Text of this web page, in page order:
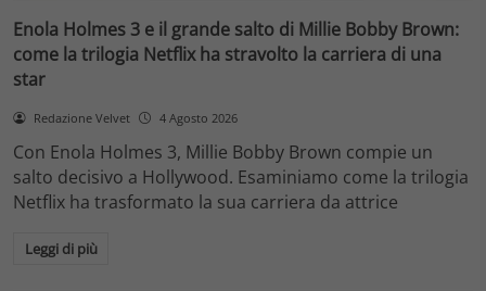
Enola Holmes 3 e il grande salto di Millie Bobby Brown:
come la trilogia Netflix ha stravolto la carriera di una
star
Redazione Velvet 4 Agosto 2026
Con Enola Holmes 3, Millie Bobby Brown compie un
salto decisivo a Hollywood. Esaminiamo come la trilogia
Netflix ha trasformato la sua carriera da attrice
Leggi di più